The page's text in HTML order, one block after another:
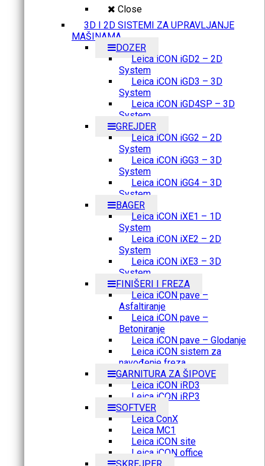
Close
3D I 2D SISTEMI ZA UPRAVLJANJE
MAŠINAMA
DOZER
Leica iCON iGD2 – 2D
System
Leica iCON iGD3 – 3D
System
Leica iCON iGD4SP – 3D
System
GREJDER
Leica iCON iGG2 – 2D
System
Leica iCON iGG3 – 3D
System
Leica iCON iGG4 – 3D
System
BAGER
Leica iCON iXE1 – 1D
System
Leica iCON iXE2 – 2D
System
Leica iCON iXE3 – 3D
System
FINIŠERI I FREZA
Leica iCON pave –
Asfaltiranje
Leica iCON pave –
Betoniranje
Leica iCON pave – Glodanje
Leica iCON sistem za
navođenje freza
GARNITURA ZA ŠIPOVE
Leica iCON iRD3
Leica iCON iRP3
SOFTVER
Leica ConX
Leica MC1
Leica iCON site
Leica iCON office